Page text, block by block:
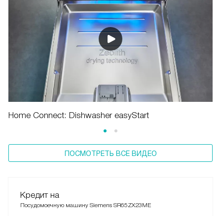
Home Connect: Dishwasher easyStart
ПОСМОТРЕТЬ ВСЕ ВИДЕО
Кредит на
Посудомоечную машину Siemens SR65ZX23ME